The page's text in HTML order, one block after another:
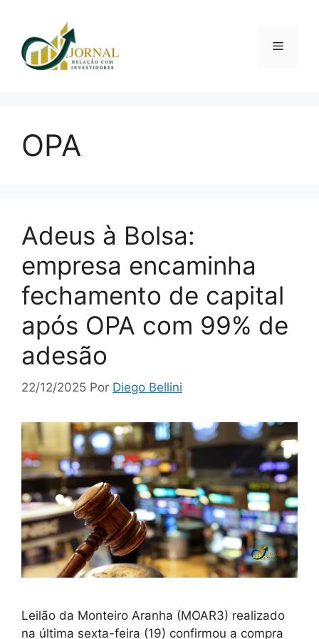
conteúdo
Menu
OPA
Adeus à Bolsa:
empresa encaminha
fechamento de capital
após OPA com 99% de
adesão
22/12/2025 Por Diego Bellini
Leilão da Monteiro Aranha (MOAR3) realizado
na última sexta-feira (19) confirmou a compra